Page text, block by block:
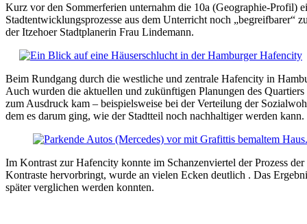
Kurz vor den Sommer­ferien unter­nahm die 10a (Geo­gra­phie-­
Stadt­ent­wicklungs­pro­zesse aus dem Un­ter­richt noch
der Itzehoer Stadt­planerin Frau Lindemann.
Beim Rundgang durch die west­liche und zentrale Hafen­city in
Auch wurden die aktuellen und zu­künfti­gen Pla­nungen des
zum Aus­druck kam – beispiels­weise bei der Ver­teilung der
dem es darum ging, wie der Stadt­teil noch nach­haltiger werden kann.
Im Kontrast zur Hafencity konnte im Schanzen­viertel der Prozess
Kon­traste hervor­bringt, wurde an vielen Ecken deut­lich . Das
später ver­glichen werden konnten.